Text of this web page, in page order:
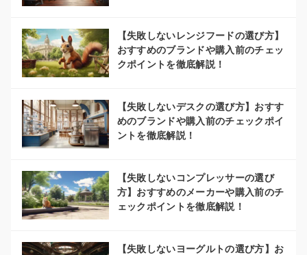
【失敗しないレンジフードの選び方】
おすすめのブランドや購入前のチェッ
クポイントを徹底解説！
【失敗しないデスクの選び方】おすす
めのブランドや購入前のチェックポイ
ントを徹底解説！
【失敗しないコンプレッサーの選び
方】おすすめのメーカーや購入前のチ
ェックポイントを徹底解説！
【失敗しないヨーグルトの選び方】お